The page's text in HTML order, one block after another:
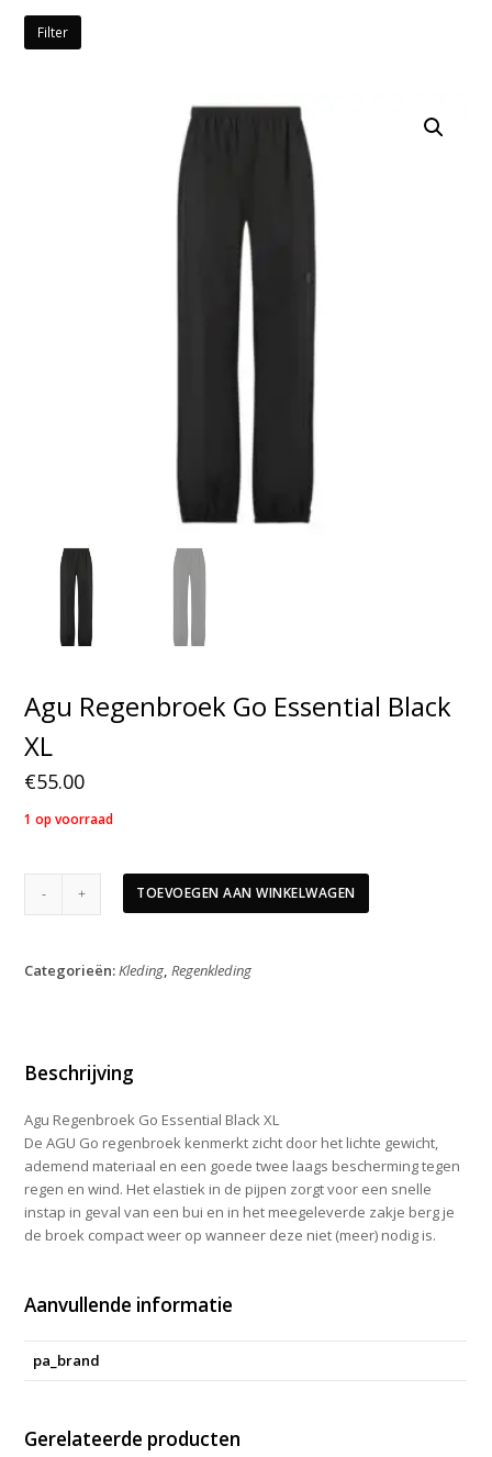
Filter
Agu Regenbroek Go Essential Black
XL
€55.00
1 op voorraad
Regenbroek
Black
TOEVOEGEN AAN WINKELWAGEN
Categorieën:Kleding,Regenkleding
Beschrijving
Agu Regenbroek Go Essential Black XL
De AGU Go regenbroek kenmerkt zicht door het lichte gewicht,
ademend materiaal en een goede twee laags bescherming tegen
regen en wind. Het elastiek in de pijpen zorgt voor een snelle
instap in geval van een bui en in het meegeleverde zakje berg je
de broek compact weer op wanneer deze niet (meer) nodig is.
Aanvullende informatie
pa_brand
Gerelateerde producten